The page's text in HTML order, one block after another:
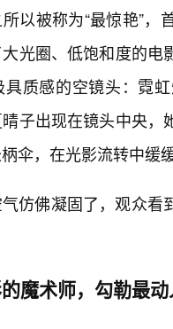
以被称为“最惊艳”
光圈、低饱和度的
具质感的空镜头：霓
子出现在镜头中央
伞，在光影流转中缓
仿佛凝固了，观众
魔术师，勾勒最